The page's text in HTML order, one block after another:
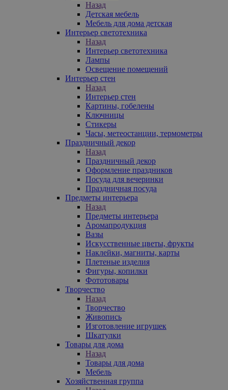
Назад
Детская мебель
Мебель для дома детская
Интерьер светотехника
Назад
Интерьер светотехника
Лампы
Освещение помещений
Интерьер стен
Назад
Интерьер стен
Картины, гобелены
Ключницы
Стикеры
Часы, метеостанции, термометры
Праздничный декор
Назад
Праздничный декор
Оформление праздников
Посуда для вечеринки
Праздничная посуда
Предметы интерьера
Назад
Предметы интерьера
Аромапродукция
Вазы
Искусственные цветы, фрукты
Наклейки, магниты, карты
Плетеные изделия
Фигуры, копилки
Фототовары
Творчество
Назад
Творчество
Живопись
Изготовление игрушек
Шкатулки
Товары для дома
Назад
Товары для дома
Мебель
Хозяйственная группа